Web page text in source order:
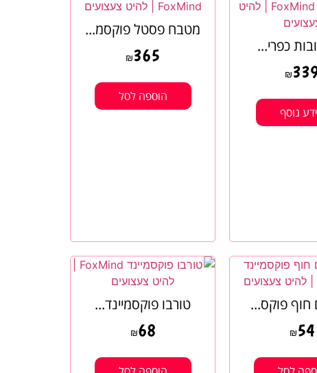
כפרי...
₪
נוסף
מטבח פסטל פוקסמ...
₪365
הוספה לסל
חוף פוקס...
₪ 54
טורבו פוקסמיינד...
₪68